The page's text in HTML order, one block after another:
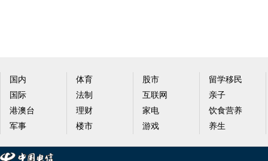
国内
国际
港澳台
军事
体育
法制
理财
楼市
股市
互联网
家电
游戏
留学移民
亲子
饮食营养
养生